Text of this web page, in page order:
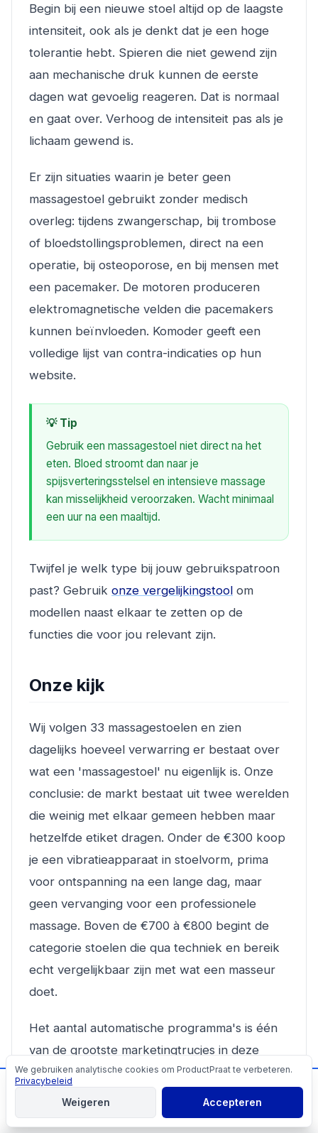
Begin bij een nieuwe stoel altijd op de laagste
intensiteit, ook als je denkt dat je een hoge
tolerantie hebt. Spieren die niet gewend zijn
aan mechanische druk kunnen de eerste
dagen wat gevoelig reageren. Dat is normaal
en gaat over. Verhoog de intensiteit pas als je
lichaam gewend is.
Er zijn situaties waarin je beter geen
massagestoel gebruikt zonder medisch
overleg: tijdens zwangerschap, bij trombose
of bloedstollingsproblemen, direct na een
operatie, bij osteoporose, en bij mensen met
een pacemaker. De motoren produceren
elektromagnetische velden die pacemakers
kunnen beïnvloeden. Komoder geeft een
volledige lijst van contra-indicaties op hun
website.
💡 Tip
Gebruik een massagestoel niet direct na het
eten. Bloed stroomt dan naar je
spijsverteringsstelsel en intensieve massage
kan misselijkheid veroorzaken. Wacht minimaal
een uur na een maaltijd.
Twijfel je welk type bij jouw gebruikspatroon
past? Gebruik onze vergelijkingstool om
modellen naast elkaar te zetten op de
functies die voor jou relevant zijn.
Onze kijk
Wij volgen 33 massagestoelen en zien
dagelijks hoeveel verwarring er bestaat over
wat een 'massagestoel' nu eigenlijk is. Onze
conclusie: de markt bestaat uit twee werelden
die weinig met elkaar gemeen hebben maar
hetzelfde etiket dragen. Onder de €300 koop
je een vibratieapparaat in stoelvorm, prima
voor ontspanning na een lange dag, maar
geen vervanging voor een professionele
massage. Boven de €700 à €800 begint de
categorie stoelen die qua techniek en bereik
echt vergelijkbaar zijn met wat een masseur
doet.
Het aantal automatische programma's is één
van de grootste marketingtrucjes in deze
categorie. Wij kijken bij elke stoel naar vier
concrete dingen: raillengte, rollerdimensie (2D
of 3D), luchtdrukkussens en de aanwezigheid
Cookies
We gebruiken analytische cookies om ProductPraat te verbeteren.
Privacybeleid
Weigeren Accepteren
📬Mis geen producttips!
Aanmelden